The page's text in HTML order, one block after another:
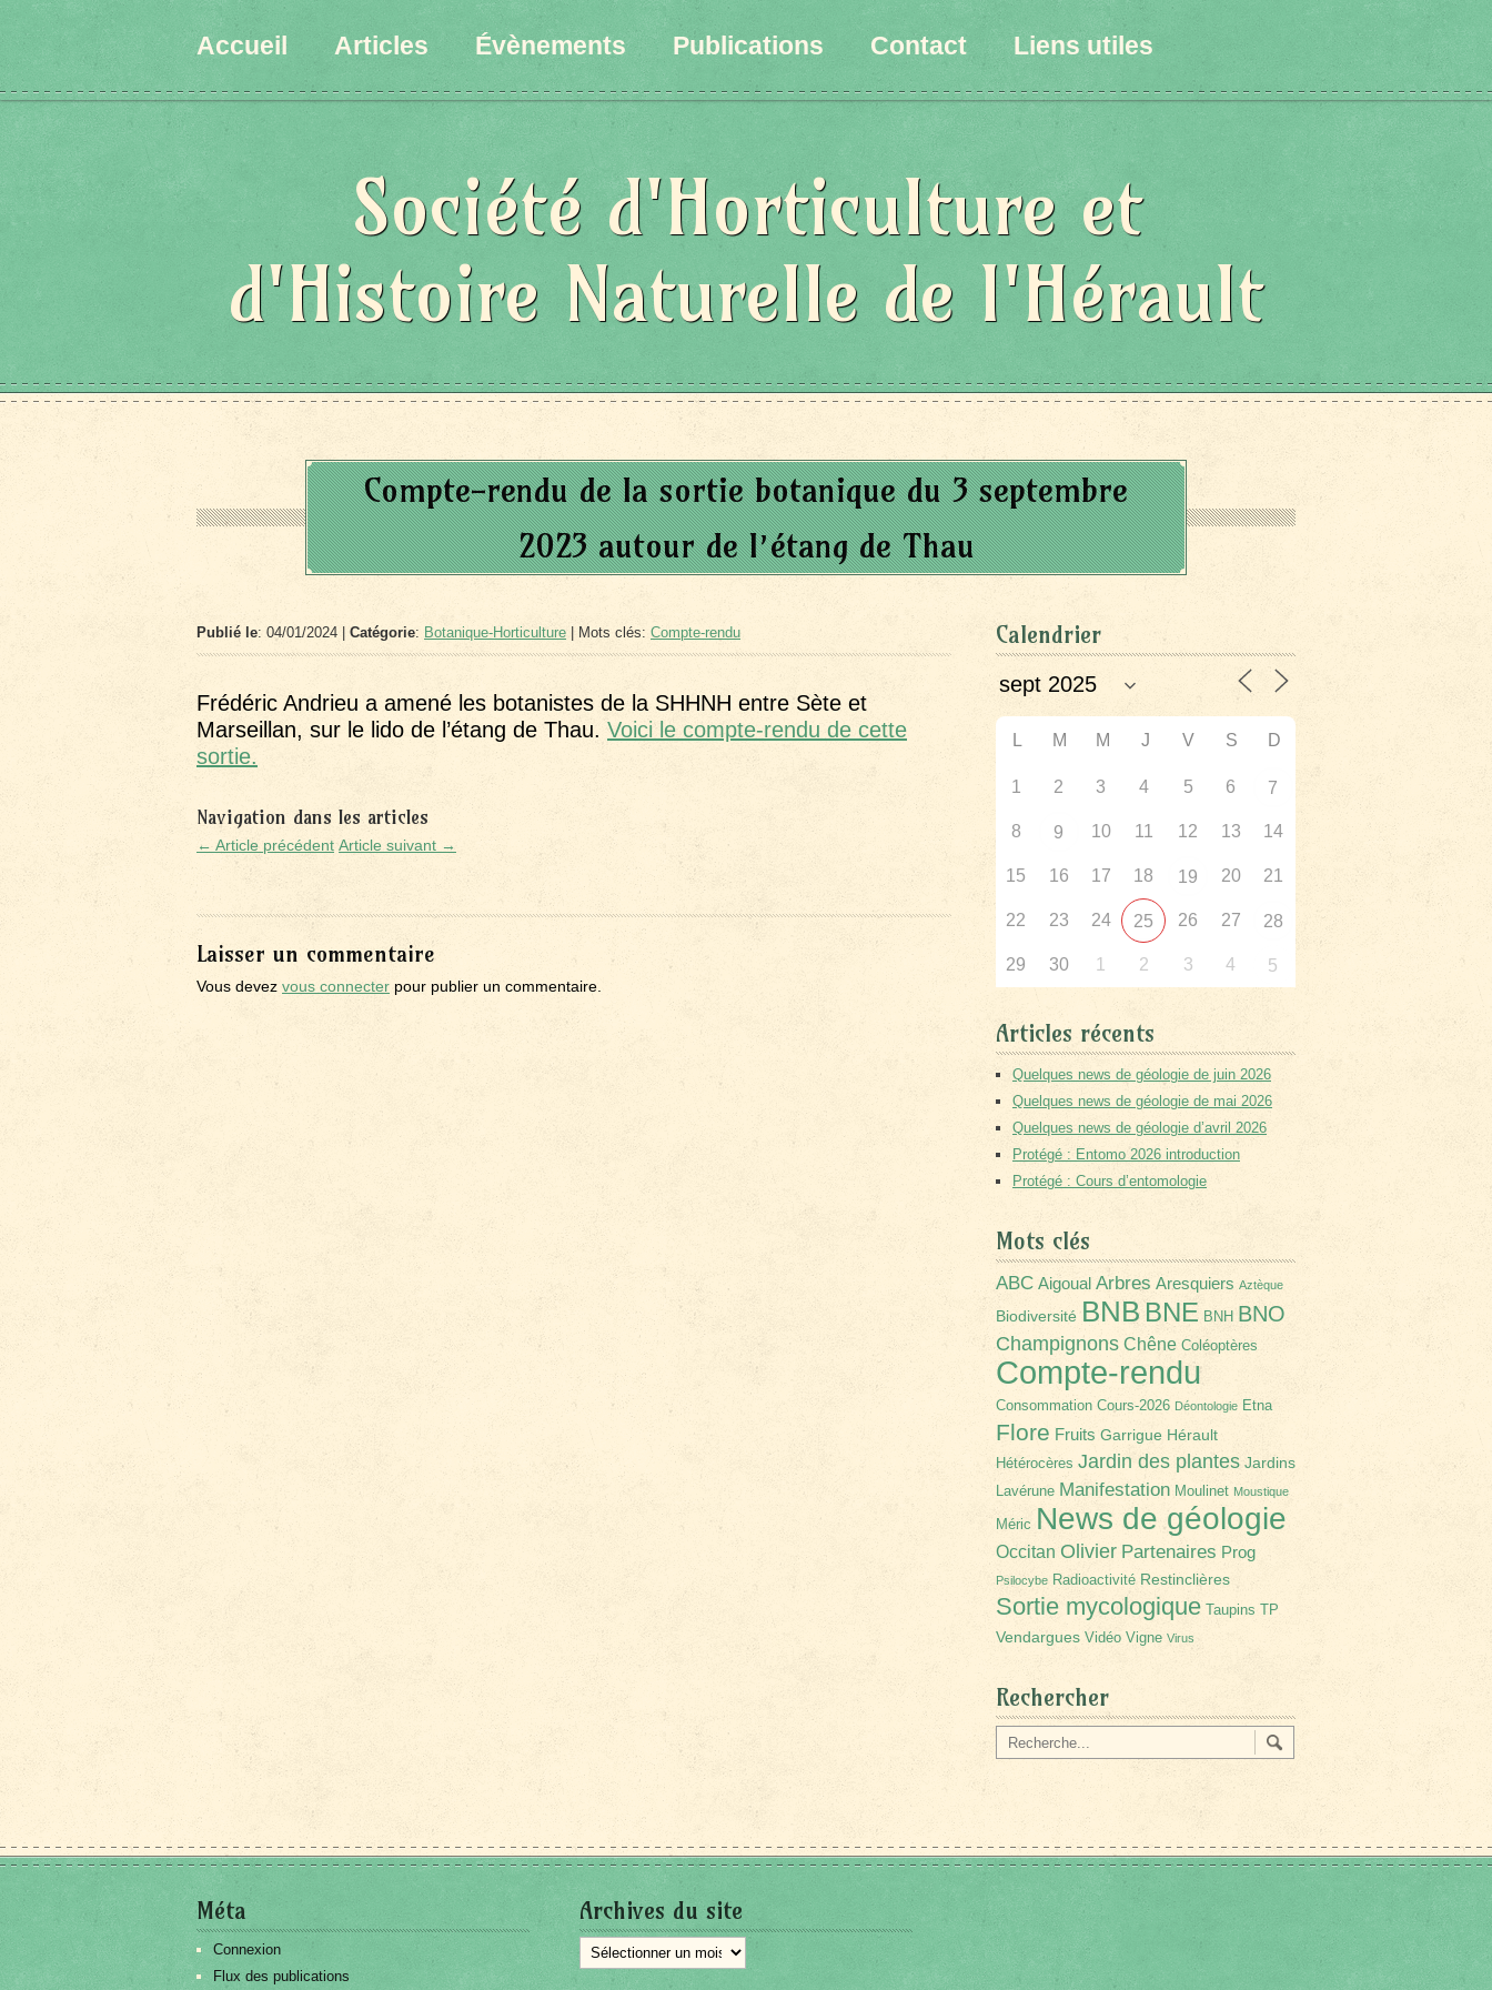
Accueil Articles Évènements Publications Contact Liens utiles
Société d'Horticulture et
d'Histoire Naturelle de l'Hérault
Compte-rendu de la sortie botanique du 3 septembre
2023 autour de l’étang de Thau
Publié le: 04/01/2024 | Catégorie: Botanique-Horticulture | Mots clés: Compte-rendu
Frédéric Andrieu a amené les botanistes de la SHHNH entre Sète et
Marseillan, sur le lido de l’étang de Thau. Voici le compte-rendu de cette
sortie.
Navigation dans les articles
← Article précédent Article suivant →
Laisser un commentaire
Vous devez vous connecter pour publier un commentaire.
Calendrier
L M M J V S D
1 2 3 4 5 6 7
8 9 10 11 12 13 14
15 16 17 18 19 20 21
22 23 24 25 26 27 28
29 30 1 2 3 4 5
Articles récents
Quelques news de géologie de juin 2026
Quelques news de géologie de mai 2026
Quelques news de géologie d’avril 2026
Protégé : Entomo 2026 introduction
Protégé : Cours d’entomologie
Mots clés
ABC Aigoual Arbres Aresquiers Aztèque
Biodiversité BNB BNE BNH BNO
Champignons Chêne Coléoptères
Compte-rendu
Consommation Cours-2026 Déontologie Etna
Flore Fruits Garrigue Hérault
Hétérocères Jardin des plantes Jardins
Lavérune Manifestation Moulinet Moustique
Méric News de géologie
Occitan Olivier Partenaires Prog
Psilocybe Radioactivité Restinclières
Sortie mycologique Taupins TP
Vendargues Vidéo Vigne Virus
Rechercher
Méta
Connexion
Flux des publications
Archives du site
Archives
du